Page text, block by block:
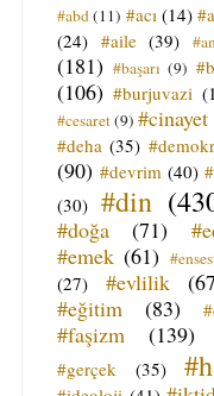
#abd (11) #acı (14)
(24) #aile (39)
(181) #başarı (9)
(106) #burjuvazi
#cesaret(9) #cinayet
#deha (35)
(90) #devrim (40)
(30) #din
#doğa (71)
#emek (61)
(27)
#evlilik
#eğitim (83)
#faşizm (139)
#gerçek (35)